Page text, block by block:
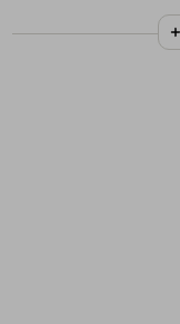
N°
Bon/LE/154